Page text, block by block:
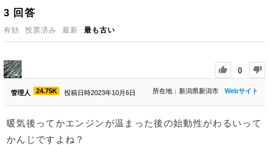
3 回答
有効 投票済み 最新 最も古い
0
管理人 24.75K 投稿日時2023年10月6日 Webサイト
所在地：新潟県新潟市
暖気後ってかエンジンが温まった後の始動性がわるいって
かんじですよね？